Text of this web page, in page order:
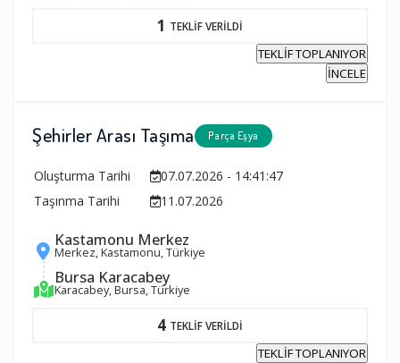
1 TEKLİF VERİLDİ
TEKLİF TOPLANIYOR
İNCELE
Şehirler Arası Taşıma Parça Eşya
Oluşturma Tarihi
07.07.2026 - 14:41:47
Taşınma Tarihi
11.07.2026
Kastamonu Merkez
Merkez, Kastamonu, Türkiye
Bursa Karacabey
Karacabey, Bursa, Türkiye
4 TEKLİF VERİLDİ
TEKLİF TOPLANIYOR